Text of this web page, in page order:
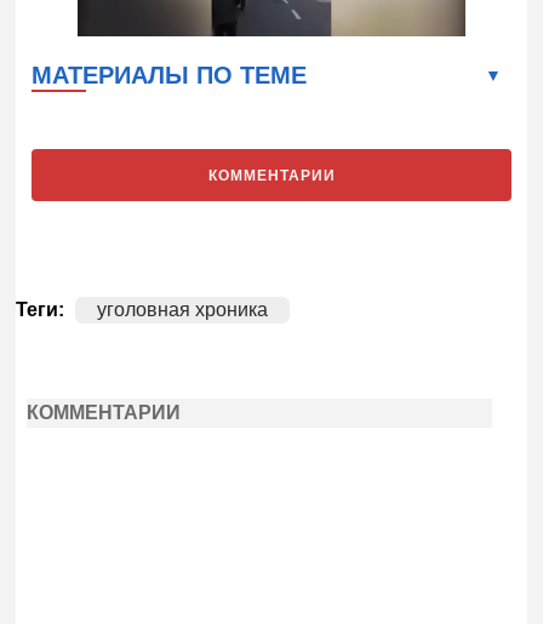
МАТЕРИАЛЫ ПО ТЕМЕ
КОММЕНТАРИИ
Теги: уголовная хроника
КОММЕНТАРИИ